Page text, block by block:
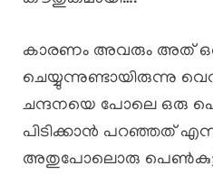
കാരണം അവരും അത്
ചെയ്യുന്നുണ്ടായിരുന്നു
ചന്ദനയെ പോലെ ഒരു
പിടിക്കാൻ പറഞ്ഞത്
അതുപോലൊരു